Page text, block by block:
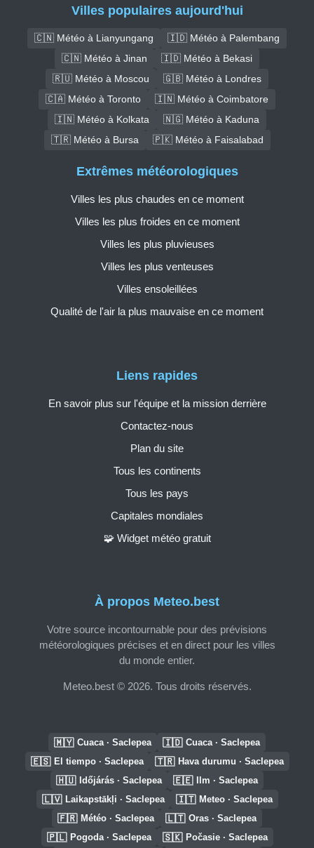
Villes populaires aujourd'hui
🇨🇳 Météo à Lianyungang
🇮🇩 Météo à Palembang
🇨🇳 Météo à Jinan
🇮🇩 Météo à Bekasi
🇷🇺 Météo à Moscou
🇬🇧 Météo à Londres
🇨🇦 Météo à Toronto
🇮🇳 Météo à Coimbatore
🇮🇳 Météo à Kolkata
🇳🇬 Météo à Kaduna
🇹🇷 Météo à Bursa
🇵🇰 Météo à Faisalabad
À propos Meteo.best
Votre source incontournable pour des prévisions
météorologiques précises et en direct pour les villes
du monde entier.
Meteo.best © 2026. Tous droits réservés.
Liens rapides
En savoir plus sur l'équipe et la mission derrière
Contactez-nous
Plan du site
Tous les continents
Tous les pays
Capitales mondiales
🧩 Widget météo gratuit
Extrêmes météorologiques
Villes les plus chaudes en ce moment
Villes les plus froides en ce moment
Villes les plus pluvieuses
Villes les plus venteuses
Villes ensoleillées
Qualité de l'air la plus mauvaise en ce moment
🇲🇾 Cuaca · Saclepea 🇮🇩 Cuaca · Saclepea
🇪🇸 El tiempo · Saclepea 🇹🇷 Hava durumu · Saclepea
🇭🇺 Időjárás · Saclepea 🇪🇪 Ilm · Saclepea
🇱🇻 Laikapstākļi · Saclepea 🇮🇹 Meteo · Saclepea
🇫🇷 Météo · Saclepea 🇱🇹 Oras · Saclepea
🇵🇱 Pogoda · Saclepea 🇸🇰 Počasie · Saclepea